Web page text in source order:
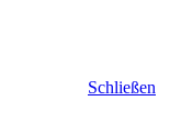
Schließen